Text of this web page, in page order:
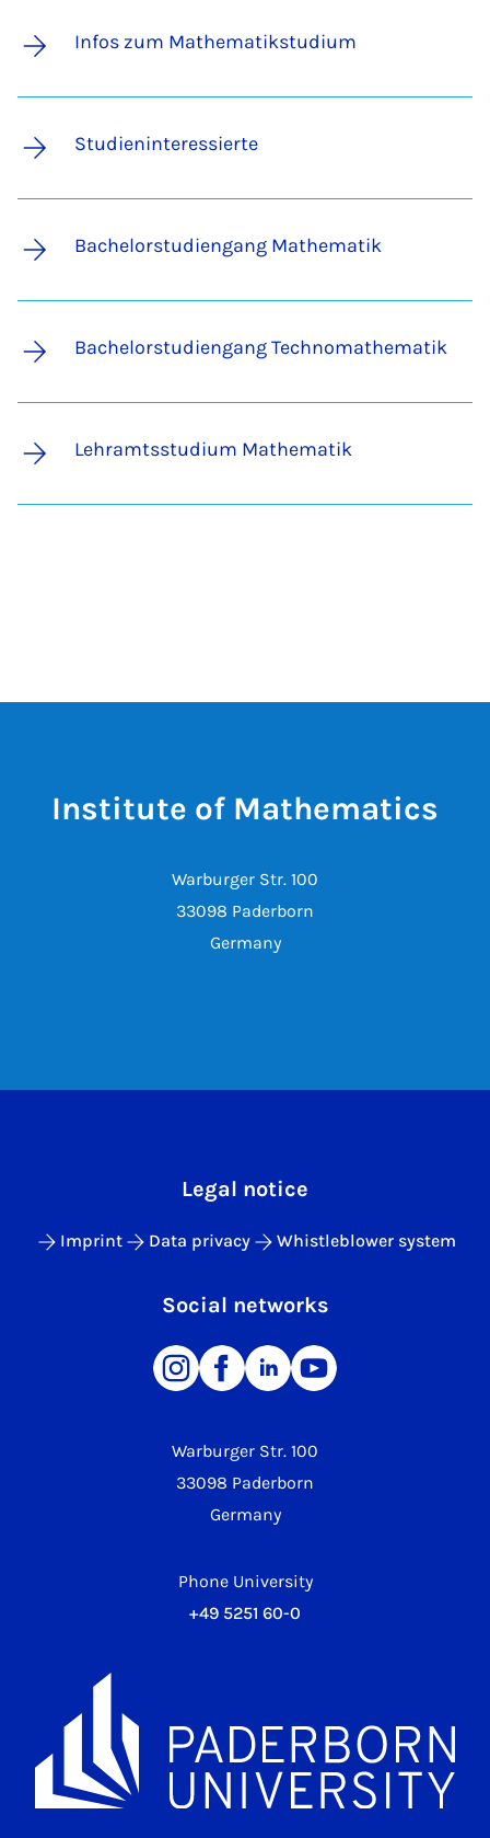
Infos zum Mathematikstudium
Studieninteressierte
Bachelorstudiengang Mathematik
Bachelorstudiengang Technomathematik
Lehramtsstudium Mathematik
Institute of Mathematics
Warburger Str. 100
33098 Paderborn
Germany
Warburger Str. 100
33098 Paderborn
Germany
Phone University
+49 5251 60-0
Legal notice
Imprint Data privacy Whistleblower system
Social networks